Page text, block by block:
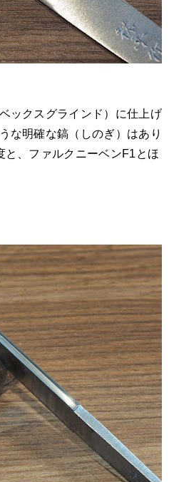
ックスグラインド）に仕上げ
な明確な鎬（しのぎ）はあり
と、ファルクニーベンF1とほ